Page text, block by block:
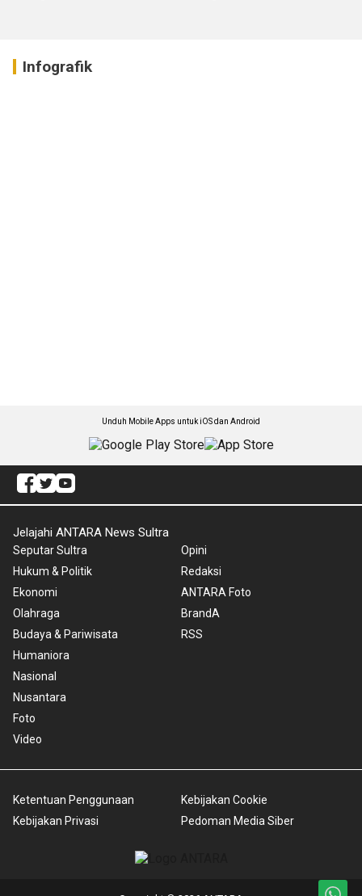
Infografik
Unduh Mobile Apps untuk iOS dan Android
Jelajahi ANTARA News Sultra
Seputar Sultra
Hukum & Politik
Ekonomi
Olahraga
Budaya & Pariwisata
Humaniora
Nasional
Nusantara
Foto
Video
Opini
Redaksi
ANTARA Foto
BrandA
RSS
Ketentuan Penggunaan
Kebijakan Privasi
Kebijakan Cookie
Pedoman Media Siber